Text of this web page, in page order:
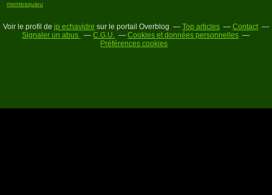
montesquieu
Voir le profil de jp echavidre sur le portail Overblog Top articles
Contact
Signaler un abus
C.G.U.
Cookies et données personnelles
Préférences cookies